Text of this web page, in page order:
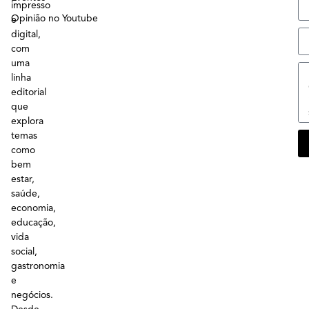
impresso
e
digital,
com
uma
linha
editorial
que
explora
temas
como
bem
estar,
saúde,
economia,
educação,
vida
social,
gastronomia
e
negócios.
Opinião no Youtube